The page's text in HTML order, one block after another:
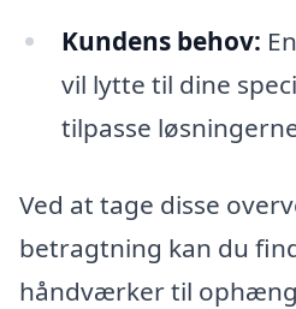
Kundens behov:
vil lytte til dine
tilpasse
Ved at tage disse
betragtning kan du
håndværker til